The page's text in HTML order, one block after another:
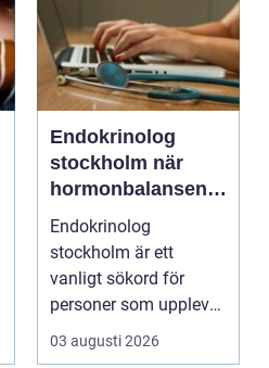
Endokrinolog
stockholm när
hormonbalansen
behöver
specialistvård
Endokrinolog
stockholm är ett
vanligt sökord för
personer som upplever
trötthet,
viktförändringar, h...
03 augusti 2026